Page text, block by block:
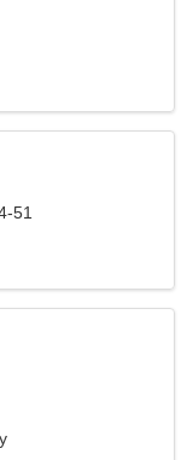
51